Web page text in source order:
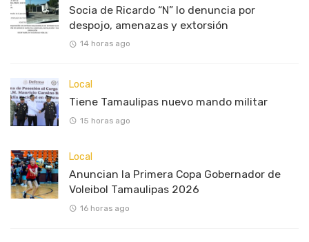
Socia de Ricardo “N” lo denuncia por
despojo, amenazas y extorsión
14 horas ago
Local
Tiene Tamaulipas nuevo mando militar
15 horas ago
Local
Anuncian la Primera Copa Gobernador de
Voleibol Tamaulipas 2026
16 horas ago